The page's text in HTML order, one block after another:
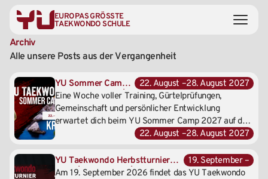
EUROPAS GRÖSSTE
TAEKWONDO SCHULE
Archiv
Alle unsere Posts aus derVergangenheit
YU Sommer Camp
2027 in Kroatien |
22.–28. August
2027
22. August –28. August 2027
Eine Woche voller Training, Gürtelprüfungen,
Gemeinschaft und persönlicher Entwicklung
erwartet dich beim YU Sommer Camp 2027 auf der
Halbinsel Tar in Kroatien.22. August –28. August 2027
YU Taekwondo Herbstturnier
2026 | Lugner City | 19.
19. September –
Am 19. September 2026 findet das YU Taekwondo